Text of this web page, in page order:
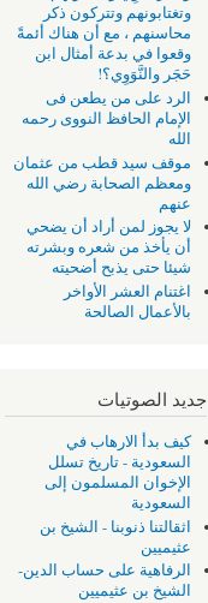
وتغتابونهم وتتركون ذكر
محاسنهم ، مع أن هناك أئمةً
وقعوا في بدعة أمثال ابن
حَجَر والنَّوَوِي؟!
الرد على من يطعن فى
الإمام الحافظ النووى رحمه
الله
موقف سيد قطب من عثمان
ومعظم الصحابة رضي الله
عنهم
لا يجوز لمن أراد أن يضحي
أن يأخذ من شعره وبشرته
شيئا حتى يذبح أضحيته
اغتنام العشر الأواخر
بالأعمال الصالحة
جديد الصوتيات
كيف بدأ الارهاب في
السعودية - تاريخ تسلل
الإخوان المسلمون إلى
السعودية
اثقالتنا ذنوبنا - الشيخ بن
عثيميين
الرفاهية على حساب الدين-
الشيخ بن عثيميين